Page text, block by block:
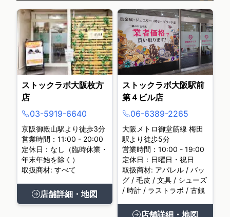
ストックラボ大阪枚方
店
03-5919-6640
京阪御殿山駅より徒歩3分
営業時間：11:00 - 20:00
定休日：なし（臨時休業・
年末年始を除く）
取扱商材: すべて
店舗詳細・地図
ストックラボ大阪駅前
第４ビル店
06-6389-2265
大阪メトロ御堂筋線 梅田
駅より徒歩5分
営業時間：10:00 - 19:00
定休日：日曜日・祝日
取扱商材: アパレル / バッ
グ / 毛皮 / 文具 / シューズ
/ 時計 / ラストラボ / 古銭
店舗詳細・地図